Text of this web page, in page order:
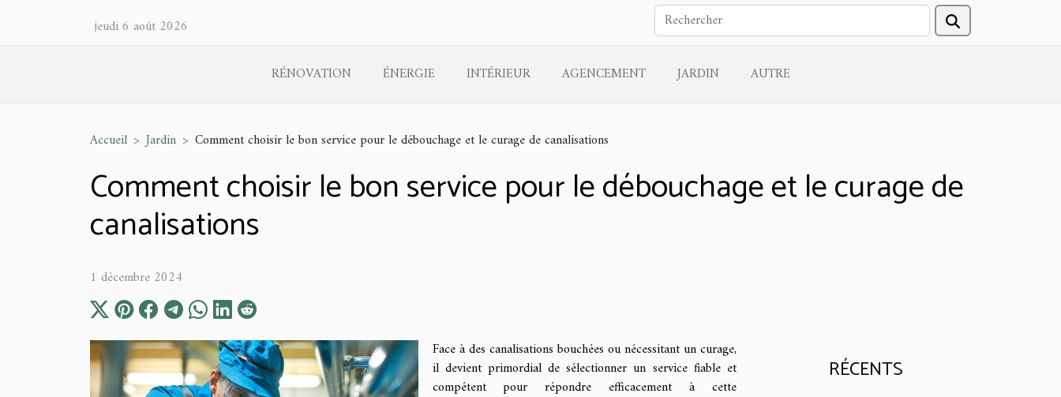
jeudi 6 août 2026
RÉNOVATION ÉNERGIE INTÉRIEUR AGENCEMENT JARDIN AUTRE
Accueil Jardin Comment choisir le bon service pour le débouchage et le curage de canalisations
Comment choisir le bon service pour le débouchage et le curage de
canalisations
1 décembre 2024
Face à des canalisations bouchées ou nécessitant un curage,
il devient primordial de sélectionner un service fiable et
compétent pour répondre efficacement à cette
RÉCENTS